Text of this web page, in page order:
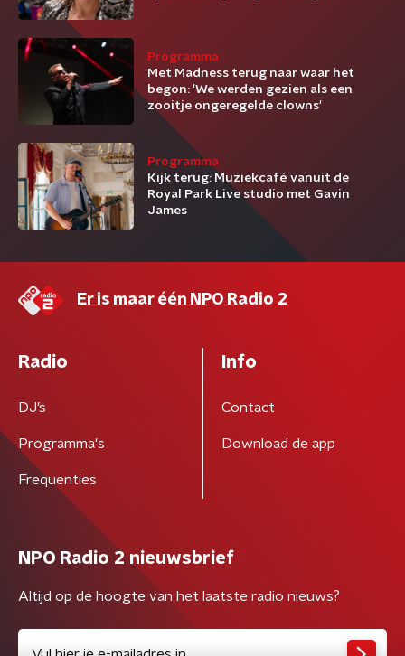
Programma
Met Madness terug naar waar het
begon: 'We werden gezien als een
zooitje ongeregelde clowns'
Programma
Kijk terug: Muziekcafé vanuit de
Royal Park Live studio met Gavin
James
Er is maar één NPO Radio 2
Radio
DJ’s
Programma's
Frequenties
Info
Contact
Download de app
NPO Radio 2 nieuwsbrief
Altijd op de hoogte van het laatste radio nieuws?